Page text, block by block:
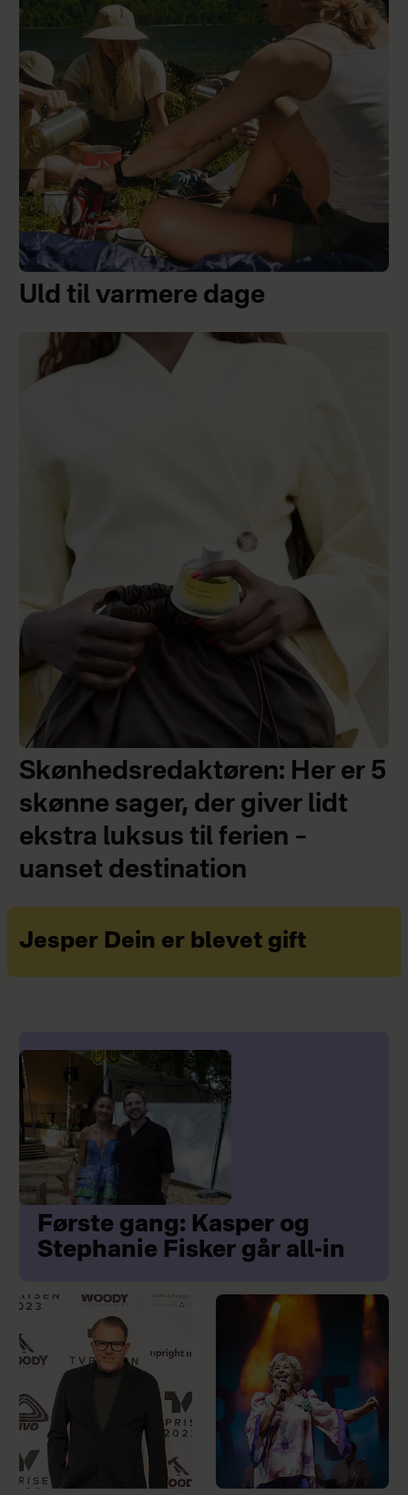
Uld til varmere dage
Skønhedsredaktøren: Her er 5
skønne sager, der giver lidt
ekstra luksus til ferien –
uanset destination
Jesper Dein er blevet gift
Første gang: Kasper og
Stephanie Fisker går all-in